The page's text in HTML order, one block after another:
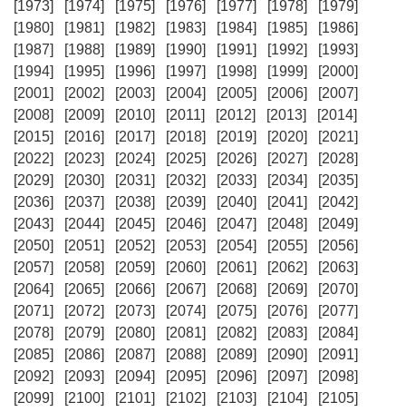
[1973] [1974] [1975] [1976] [1977] [1978]
[1979]
[1980]
[1981] [1982] [1983] [1984] [1985]
[1986]
[1987]
[1988] [1989] [1990] [1991] [1992]
[1993]
[1994]
[1995] [1996] [1997] [1998] [1999]
[2000]
[2001]
[2002] [2003] [2004] [2005] [2006]
[2007]
[2008]
[2009] [2010] [2011] [2012] [2013]
[2014]
[2015]
[2016] [2017] [2018] [2019] [2020]
[2021]
[2022]
[2023] [2024] [2025] [2026] [2027]
[2028]
[2029]
[2030] [2031] [2032] [2033] [2034]
[2035]
[2036]
[2037] [2038] [2039] [2040] [2041]
[2042]
[2043]
[2044] [2045] [2046] [2047] [2048]
[2049]
[2050]
[2051] [2052] [2053] [2054] [2055]
[2056]
[2057]
[2058] [2059] [2060] [2061] [2062]
[2063]
[2064]
[2065] [2066] [2067] [2068] [2069]
[2070]
[2071]
[2072] [2073] [2074] [2075] [2076]
[2077]
[2078]
[2079] [2080] [2081] [2082] [2083]
[2084]
[2085]
[2086] [2087] [2088] [2089] [2090]
[2091]
[2092]
[2093] [2094] [2095] [2096] [2097]
[2098]
[2099]
[2100] [2101] [2102] [2103] [2104]
[2105]